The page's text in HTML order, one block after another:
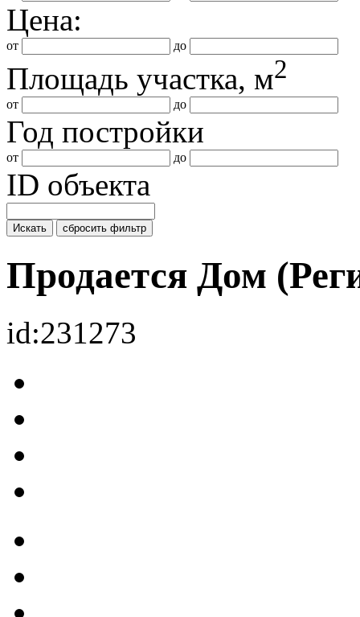
Цена:
от до
Площадь участка, м2
от до
Год постройки
от до
ID объекта
Искать сбросить фильтр
Продается Дом
id:231273